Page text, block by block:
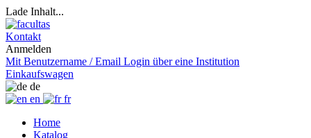
Lade Inhalt...
Kontakt
Anmelden
Mit Benutzername / Email Login über eine Institution
Einkaufswagen
de
en
fr
Home
Katalog